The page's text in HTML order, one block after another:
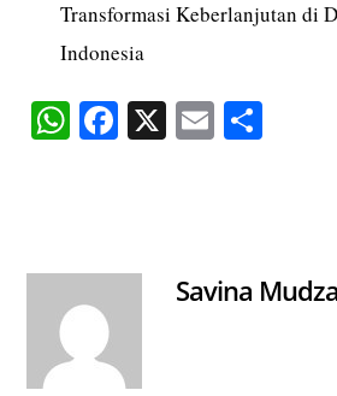
Transformasi Keberlanjutan di
Indonesia
W
pp
Fa X E
Savina